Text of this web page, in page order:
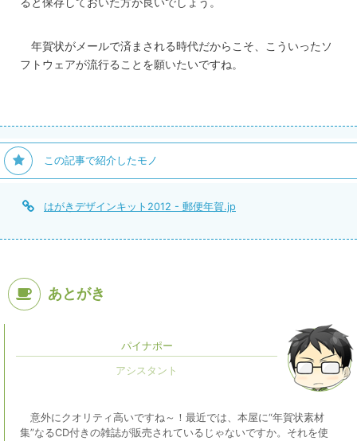
年賀状がメールで済まされる時代だからこそ、こういったソ
フトウェアが流行ることを願いたいですね。
この記事で紹介したモノ
はがきデザインキット2012 - 郵便年賀.jp
あとがき
パイナポー
意外にクオリティ高いですね～！最近では、本屋に“年賀状素材
集”なるCD付きの雑誌が販売されているじゃないですか。それを使